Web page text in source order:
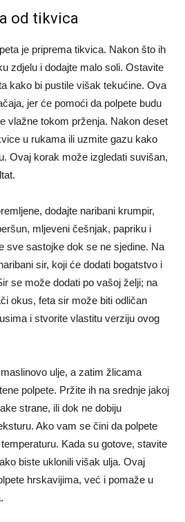
od tikvica
je priprema tikvica. Nakon što ih
zdjelu i dodajte malo soli. Ostavite
kako bi pustile višak tekućine. Ova
jer će pomoći da polpete budu
vlažne tokom prženja. Nakon deset
u rukama ili uzmite gazu kako
Ovaj korak može izgledati suvišan,
dodajte naribani krumpir,
mljeveni češnjak, papriku i
sve sastojke dok se ne sjedine. Na
sir, koji će dodati bogatstvo i
se može dodati po vašoj želji; na
okus, feta sir može biti odličan
i stvorite vlastitu verziju ovog
ulje, a zatim žlicama
polpete. Pržite ih na srednje jakoj
strane, ili dok ne dobiju
Ako vam se čini da polpete
Kada su gotove, stavite
biste uklonili višak ulja. Ovaj
hrskavijima, već i pomaže u